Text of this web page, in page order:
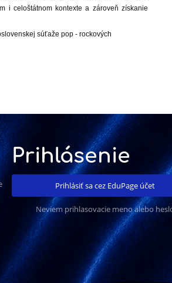
i celoštátnom kontexte a zároveň získanie
súťaže pop - rockových
Prihlásenie
Prihlásiť sa cez EduPage účet
Neviem prihlasovacie meno alebo